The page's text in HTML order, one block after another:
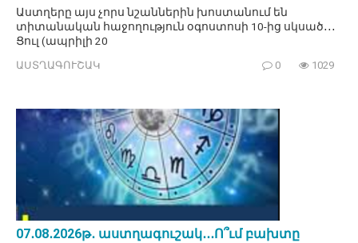
Աստղերը այս չորս նշաններին խոստանում են
տիտանական հաջողություն օգոստոսի 10-ից սկսած․․․
Ցուլ (ապրիլի 20
ԱՍՏՂԱԳՈՒՇԱԿ 0 1029
07․08․2026թ․ աստղագուշակ․․․Ո՞ւմ բախտը